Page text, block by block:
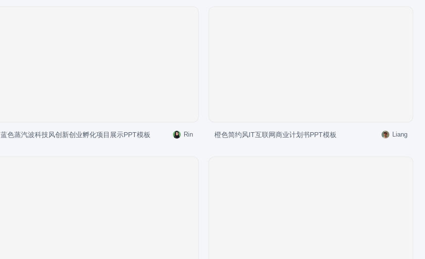
蓝色蒸汽波科技风创新创业孵化项目展示PPT模板 Rin 橙色简约风IT互联网商业计划书PPT模板 Liang